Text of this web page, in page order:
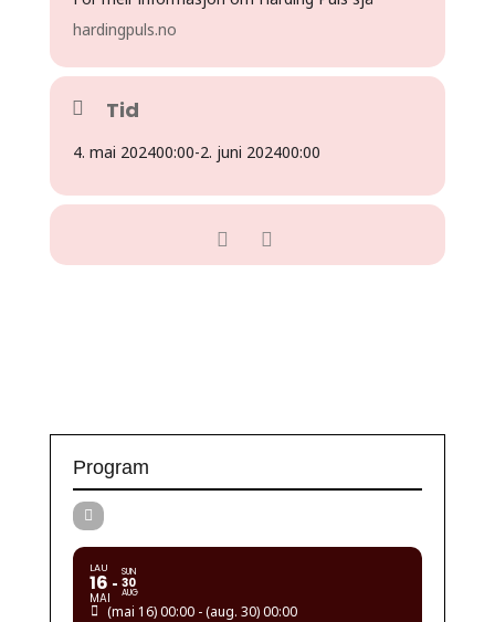
hardingpuls.no
Tid
4. mai 202400:00-2. juni 202400:00
Program
LAU
16
MAI
SUN
30
AUG
(mai 16) 00:00 - (aug. 30) 00:00